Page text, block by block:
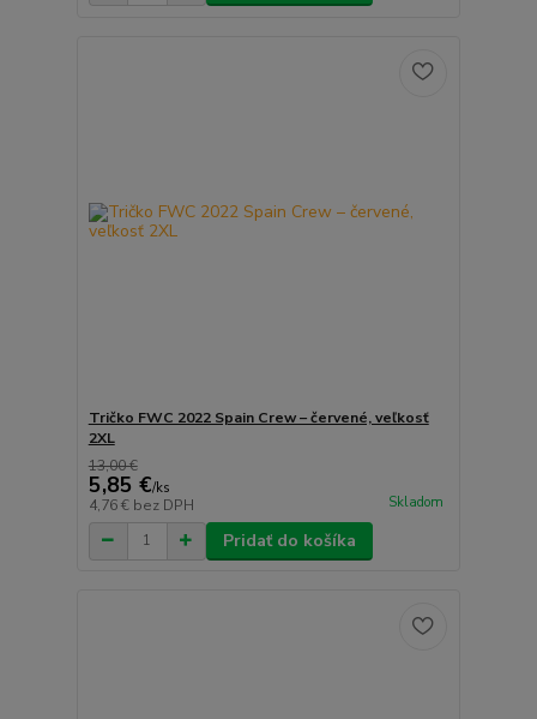
Tričko FWC 2022 Spain Crew – červené, veľkosť
2XL
13,00 €
5,85 €/ks
4,76 € bez DPH Skladom
Pridať do košíka